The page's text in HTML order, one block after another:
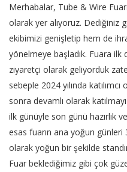
Merhabalar, Tube & Wire
olarak yer alıyoruz. Dediğiniz
ekibimizi genişletip hem de
yönelmeye başladık. Fuara
ziyaretçi olarak geliyorduk
sebeple 2024 yılında
sonra devamlı olarak
ilk günüyle son günü hazırlık
esas fuarın ana yoğun günleri
olarak yoğun bir şekilde
Fuar beklediğimiz gibi çok